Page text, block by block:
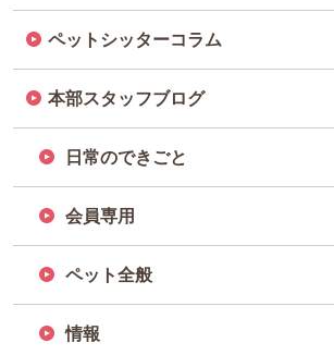
ペットシッターコラム
本部スタッフブログ
日常のできごと
会員専用
ペット全般
情報